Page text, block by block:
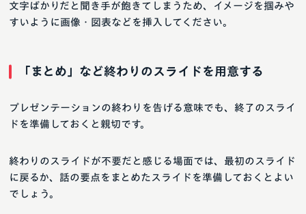
文字ばかりだと聞き手が飽きてしまうため、イメージを掴みや
すいように画像・図表などを挿入してください。
「まとめ」など終わりのスライドを用意する
プレゼンテーションの終わりを告げる意味でも、終了のスライ
ドを準備しておくと親切です。
終わりのスライドが不要だと感じる場面では、最初のスライド
に戻るか、話の要点をまとめたスライドを準備しておくとよい
でしょう。